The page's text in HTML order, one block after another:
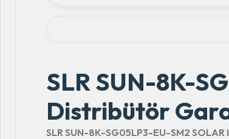
SLR SUN-8K-
Distribütör
SLR SUN-8K-SG05LP3-EU-SM2 SOLAR